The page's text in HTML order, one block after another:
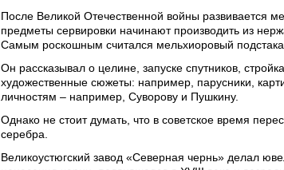
После Великой Отечественной войны развивается
предметы сервировки начинают производить из
Самым роскошным считался мельхиоровый
Он рассказывал о целине, запуске спутников,
художественные сюжеты: например, парусники,
личностям – например, Суворову и Пушкину.
Однако не стоит думать, что в советское время
серебра.
Великоустюгский завод «Северная чернь» делал